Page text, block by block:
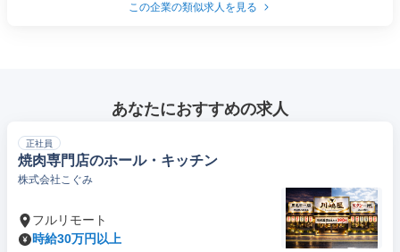
この企業の類似求人を見る
あなたにおすすめの求人
正社員
焼肉専門店のホール・キッチン
株式会社こぐみ
フルリモート
時給30万円以上